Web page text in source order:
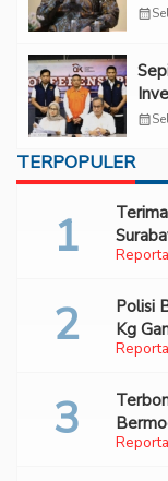
calendar_month
calendar_month
TERPOPULER
Polisi
Kg